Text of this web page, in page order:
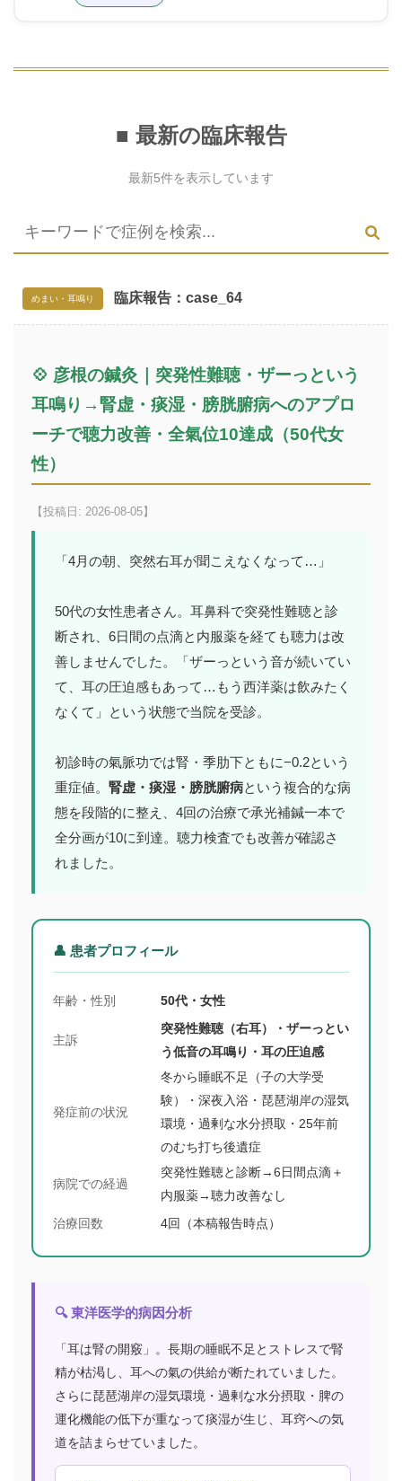
■ 最新の臨床報告
最新5件を表示しています
めまい・耳鳴り 臨床報告：case_64
💠 彦根の鍼灸｜突発性難聴・ザーっという
耳鳴り→腎虚・痰湿・膀胱腑病へのアプロ
ーチで聴力改善・全氣位10達成（50代女
性）
【投稿日: 2026-08-05】
「4月の朝、突然右耳が聞こえなくなって…」
50代の女性患者さん。耳鼻科で突発性難聴と診
断され、6日間の点滴と内服薬を経ても聴力は改
善しませんでした。「ザーっという音が続いてい
て、耳の圧迫感もあって…もう西洋薬は飲みたく
なくて」という状態で当院を受診。
初診時の氣脈功では腎・季肋下ともに−0.2という
重症値。 腎虚・痰湿・膀胱腑病という複合的な病
態を段階的に整え、4回の治療で承光補鍼一本で
全分画が10に到達。聴力検査でも改善が確認さ
れました。
👤 患者プロフィール
年齢・性別 50代・女性
主訴
突発性難聴（右耳）・ザーっとい
う低音の耳鳴り・耳の圧迫感
発症前の状況
冬から睡眠不足（子の大学受
験）・深夜入浴・琵琶湖岸の湿気
環境・過剰な水分摂取・25年前
のむち打ち後遺症
病院での経過
突発性難聴と診断→6日間点滴＋
内服薬→聴力改善なし
治療回数
4回（本稿報告時点）
🔍 東洋医学的病因分析
「耳は腎の開竅」。長期の睡眠不足とストレスで腎
精が枯渇し、耳への氣の供給が断たれていました。
さらに琵琶湖岸の湿気環境・過剰な水分摂取・脾の
運化機能の低下が重なって痰湿が生じ、耳窍への気
道を詰まらせていました。